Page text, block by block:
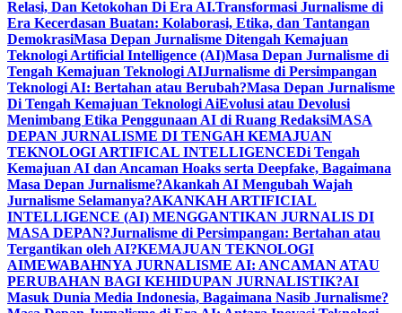
Relasi, Dan Ketokohan Di Era AI.Transformasi Jurnalisme di
Era Kecerdasan Buatan: Kolaborasi, Etika, dan Tantangan
DemokrasiMasa Depan Jurnalisme Ditengah Kemajuan
Teknologi Artificial Intelligence (AI)Masa Depan Jurnalisme di
Tengah Kemajuan Teknologi AIJurnalisme di Persimpangan
Teknologi AI: Bertahan atau Berubah?Masa Depan Jurnalisme
Di Tengah Kemajuan Teknologi AiEvolusi atau Devolusi
Menimbang Etika Penggunaan AI di Ruang RedaksiMASA
DEPAN JURNALISME DI TENGAH KEMAJUAN
TEKNOLOGI ARTIFICAL INTELLIGENCEDi Tengah
Kemajuan AI dan Ancaman Hoaks serta Deepfake, Bagaimana
Masa Depan Jurnalisme?Akankah AI Mengubah Wajah
Jurnalisme Selamanya?AKANKAH ARTIFICIAL
INTELLIGENCE (AI) MENGGANTIKAN JURNALIS DI
MASA DEPAN?Jurnalisme di Persimpangan: Bertahan atau
Tergantikan oleh AI?KEMAJUAN TEKNOLOGI
AIMEWABAHNYA JURNALISME AI: ANCAMAN ATAU
PERUBAHAN BAGI KEHIDUPAN JURNALISTIK?AI
Masuk Dunia Media Indonesia, Bagaimana Nasib Jurnalisme?